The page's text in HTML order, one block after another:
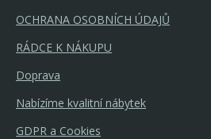
OCHRANA OSOBNÍCH ÚDAJŮ
RÁDCE K NÁKUPU
Doprava
Nabízíme kvalitní nábytek
GDPR a Cookies